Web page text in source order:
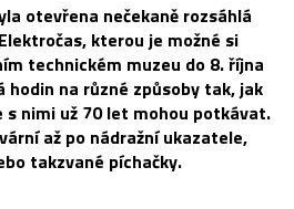
otevřena nečekaně rozsáhlá
kterou je možné si
technickém muzeu do 8. října
hodin na různé způsoby tak, jak
s nimi už 70 let mohou potkávat.
až po nádražní ukazatele,
takzvané píchačky.